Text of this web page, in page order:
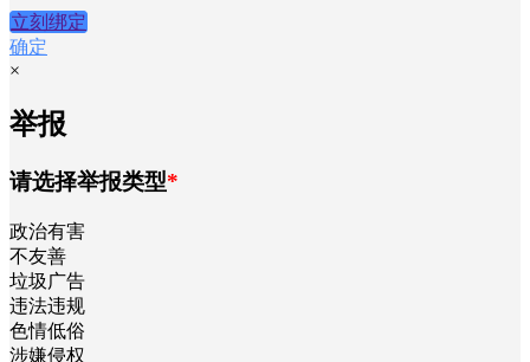
立刻绑定
确定
×
举报
请选择举报类型*
政治有害
不友善
垃圾广告
违法违规
色情低俗
涉嫌侵权